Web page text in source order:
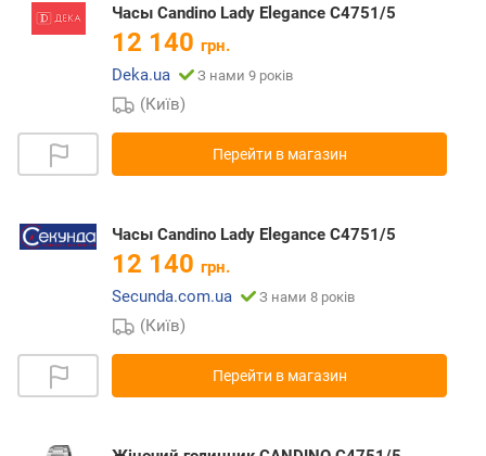
Часы Candino Lady Elegance C4751/5
12 140 грн.
Deka.ua
З нами 9 років
(Київ)
Перейти в магазин
Часы Candino Lady Elegance C4751/5
12 140 грн.
Secunda.com.ua
З нами 8 років
(Київ)
Перейти в магазин